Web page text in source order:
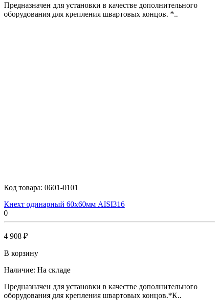
Предназначен для установки в качестве дополнительного
оборудования для крепления швартовых концов. *..
Код товара: 0601-0101
Кнехт одинарный 60х60мм AISI316
0
4 908 ₽
В корзину
Наличие: На складе
Предназначен для установки в качестве дополнительного
оборудования для крепления швартовых концов.*К..